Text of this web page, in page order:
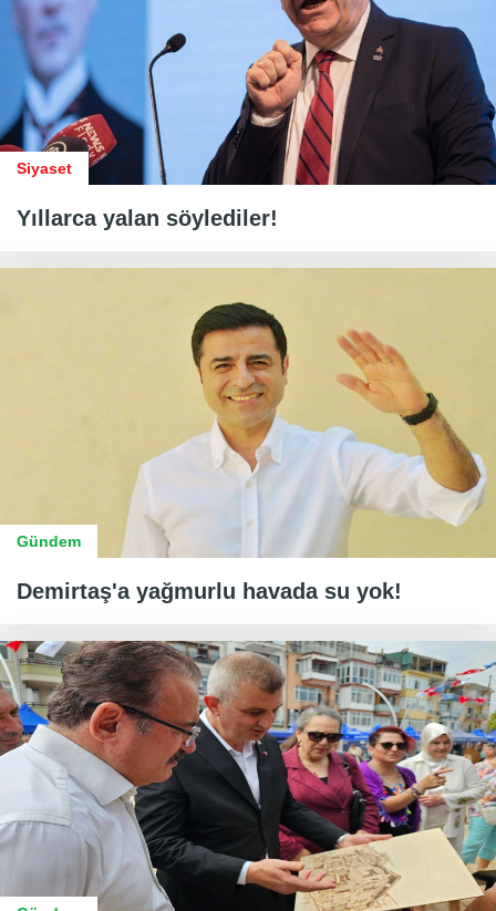
Siyaset
Yıllarca yalan söylediler!
Gündem
Demirtaş'a yağmurlu havada su yok!